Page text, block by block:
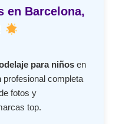
en Barcelona,
para niños en
profesional completa
fotos y
top.